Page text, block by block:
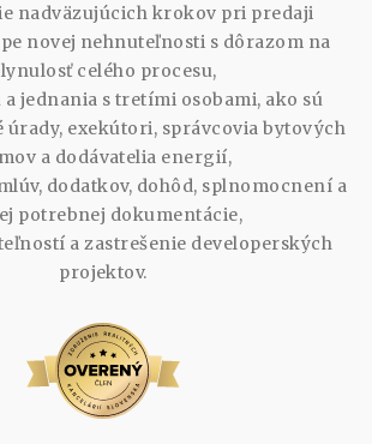
nadväzujúcich krokov pri predaji
novej nehnuteľnosti s dôrazom na
celého procesu,
jednania s tretími osobami, ako sú
úrady, exekútori, správcovia bytových
a dodávatelia energií,
dodatkov, dohôd, splnomocnení a
potrebnej dokumentácie,
a zastrešenie developerských
projektov.